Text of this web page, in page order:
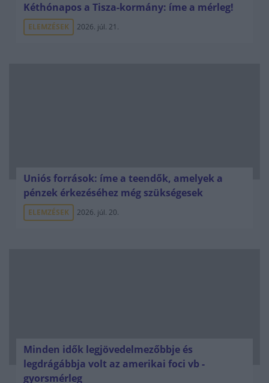
Kéthónapos a Tisza-kormány: íme a mérleg!
ELEMZÉSEK 2026. júl. 21.
Uniós források: íme a teendők, amelyek a
pénzek érkezéséhez még szükségesek
ELEMZÉSEK 2026. júl. 20.
Minden idők legjövedelmezőbbje és
legdrágábbja volt az amerikai foci vb -
gyorsmérleg